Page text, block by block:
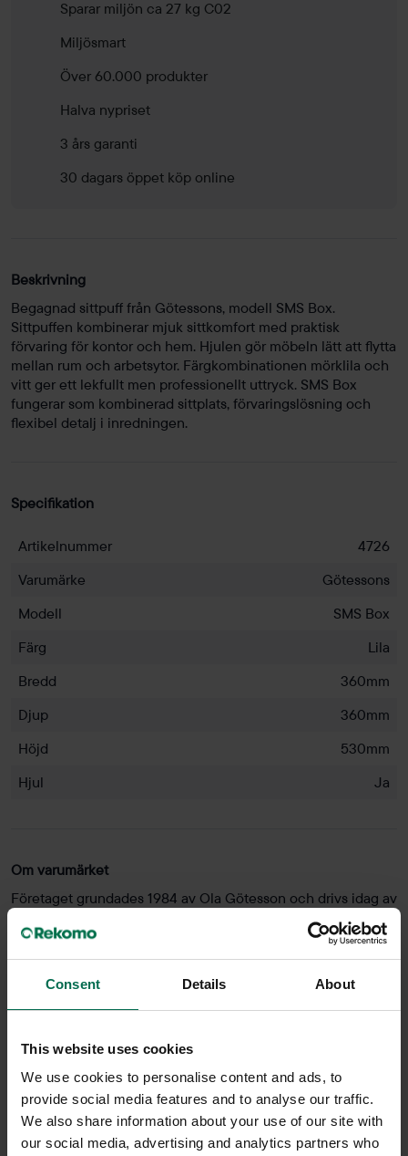
Consent Details About
This website uses cookies
We use cookies to personalise content and ads, to
provide social media features and to analyse our traffic.
We also share information about your use of our site with
our social media, advertising and analytics partners who
Sparar miljön ca 27 kg C02
Miljösmart
Över 60.000 produkter
Halva nypriset
3 års garanti
30 dagars öppet köp online
Beskrivning
Begagnad sittpuff från Götessons, modell SMS Box.
Sittpuffen kombinerar mjuk sittkomfort med praktisk
förvaring för kontor och hem. Hjulen gör möbeln lätt att flytta
mellan rum och arbetsytor. Färgkombinationen mörklila och
vitt ger ett lekfullt men professionellt uttryck. SMS Box
fungerar som kombinerad sittplats, förvaringslösning och
flexibel detalj i inredningen.
Specifikation
Artikelnummer
4726
Varumärke
Götessons
Modell
SMS Box
Färg
Lila
Bredd
360mm
Djup
360mm
Höjd
530mm
Hjul
Ja
Om varumärket
Företaget grundades 1984 av Ola Götesson och drivs idag av
flyttade 2015 till Ulricehamn. Götessons utvecklar och
tillverkar produkter för kontorets, konferensens och hotellets
Götessons ergonomiska, funktionella och väldesignade
helhetslösningar för kunden.
Sittpuffar